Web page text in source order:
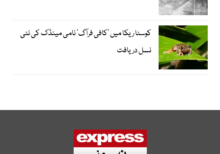
کوسٹا ریکا میں 'کافی فرآگ' نامی مینڈک کی نئی
نسل دریافت